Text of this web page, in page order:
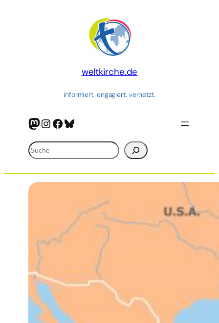
weltkirche.de
informiert. engagiert. vernetzt.
Mastodon
Instagram
Facebook
Bluesky
Suchen